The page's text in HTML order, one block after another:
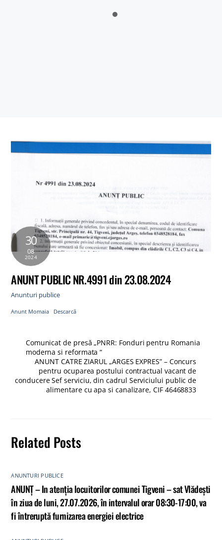
din Judetul Vâlcea , proprietarii sau detinățorii acestora, precum
30
08
2024
ANUNT PUBLIC NR.4991 din 23.08.2024
Anunturi publice
Anunt Momaia Descarcă
Comunicat de presă „PNRR: Fonduri pentru Romania
moderna si reformata “
ANUNT CATRE ZIARUL „ARGES EXPRES” – Concurs
pentru ocuparea postului contractual vacant de
conducere Sef serviciu, din cadrul Serviciului public de
alimentare cu apa si canalizare, CIF 46468833
Related Posts
ANUNTURI PUBLICE
ANUNȚ – In atenția locuitorilor comunei Tigveni – sat Vlădești
în ziua de luni, 27.07.2026, în intervalul orar 08:30-17:00, va
fi întreruptă furnizarea energiei electrice